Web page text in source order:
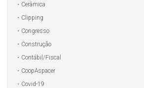
Cerâmica
Clipping
Congresso
Construção
Contábil/Fiscal
CoopAspacer
Covid-19